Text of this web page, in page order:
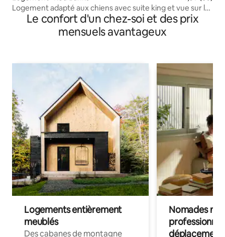
Logement adapté aux chiens avec suite king et vue sur le
Le confort d'un chez-soi et des prix
mensuels avantageux
Logements entièrement
meublés
Des cabanes de montagne
Nomades
déplacement